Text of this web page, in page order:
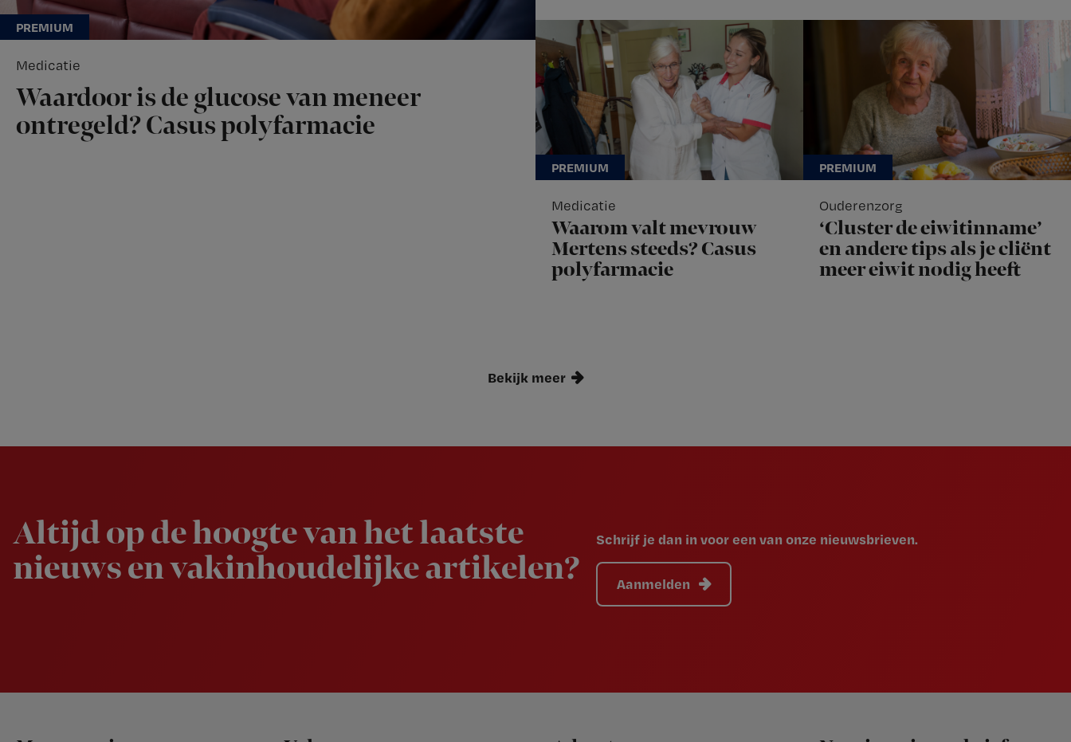
Medicatie
Waardoor is de glucose van meneer
ontregeld? Casus polyfarmacie
Medicatie
Waarom valt mevrouw
Mertens steeds? Casus
polyfarmacie
Ouderenzorg
‘Cluster de eiwitinname’
en andere tips als je cliënt
meer eiwit nodig heeft
Bekijk meer
Altijd op de hoogte van het laatste
nieuws en vakinhoudelijke artikelen?
Schrijf je dan in voor een van onze nieuwsbrieven.
Aanmelden